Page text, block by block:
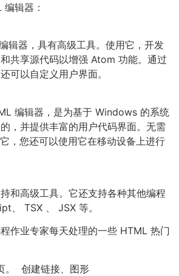
辑器：
辑器，具有高级工具。使用它，开发
共享源代码以增强 Atom 功能。通过
可以自定义用户界面。
编辑器，是为基于 Windows 的系统
，并提供丰富的用户代码界面。无需
，您还可以使用它在移动设备上进行
和高级工具。它还支持各种其他编程
、 TSX 、 JSX 等。
作业专家每天处理的一些 HTML 热门
。 创建链接、图形